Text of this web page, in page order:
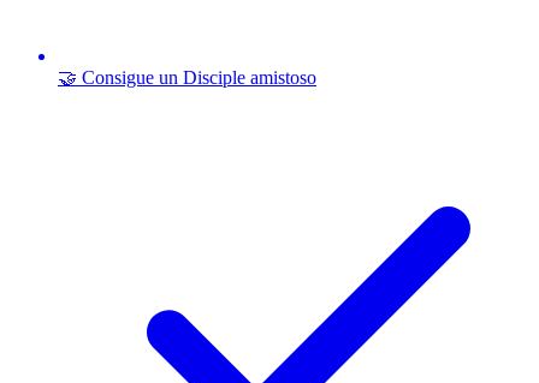
🤝 Consigue un Disciple amistoso